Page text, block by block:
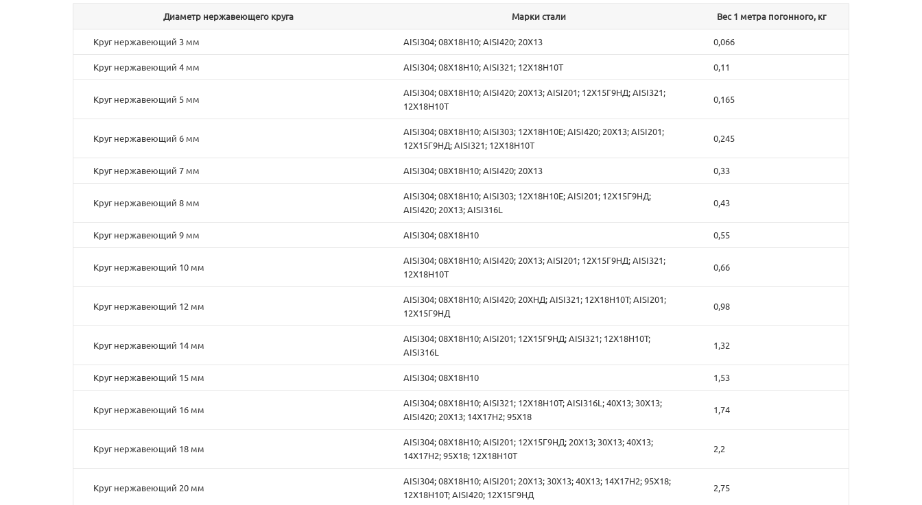
Диаметр нержавеющего круга Марки стали Вес 1 метра погонного, кг
Круг нержавеющий 3 мм AISI304; 08Х18Н10; AISI420; 20Х13 0,066
Круг нержавеющий 4 мм AISI304; 08Х18Н10; AISI321; 12Х18Н10Т 0,11
Круг нержавеющий 5 мм
AISI304; 08Х18Н10; AISI420; 20Х13; AISI201; 12Х15Г9НД; AISI321;
12Х18Н10Т
0,165
Круг нержавеющий 6 мм
AISI304; 08Х18Н10; AISI303; 12Х18Н10Е; AISI420; 20Х13; AISI201;
12Х15Г9НД; AISI321; 12Х18Н10Т
0,245
Круг нержавеющий 7 мм AISI304; 08Х18Н10; AISI420; 20Х13 0,33
Круг нержавеющий 8 мм
AISI304; 08Х18Н10; AISI303; 12Х18Н10Е; AISI201; 12Х15Г9НД;
AISI420; 20Х13; AISI316L
0,43
Круг нержавеющий 9 мм AISI304; 08Х18Н10 0,55
Круг нержавеющий 10 мм
AISI304; 08Х18Н10; AISI420; 20Х13; AISI201; 12Х15Г9НД; AISI321;
12Х18Н10Т
0,66
Круг нержавеющий 12 мм
AISI304; 08Х18Н10; AISI420; 20ХНД; AISI321; 12Х18Н10Т; AISI201;
12Х15Г9НД
0,98
Круг нержавеющий 14 мм
AISI304; 08Х18Н10; AISI201; 12Х15Г9НД; AISI321; 12Х18Н10Т;
AISI316L
1,32
Круг нержавеющий 15 мм AISI304; 08Х18Н10 1,53
Круг нержавеющий 16 мм
AISI304; 08Х18Н10; AISI321; 12Х18Н10Т; AISI316L; 40Х13; 30Х13;
AISI420; 20Х13; 14Х17Н2; 95Х18
1,74
Круг нержавеющий 18 мм
AISI304; 08Х18Н10; AISI201; 12Х15Г9НД; 20Х13; 30Х13; 40Х13;
14Х17Н2; 95Х18; 12Х18Н10Т
2,2
Круг нержавеющий 20 мм
AISI304; 08Х18Н10; AISI201; 20Х13; 30Х13; 40Х13; 14Х17Н2; 95Х18;
12Х18Н10Т; AISI420; 12Х15Г9НД
2,75